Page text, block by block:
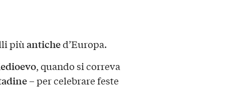
piùantiched’Europa.
, quando si correva
– per celebrare feste